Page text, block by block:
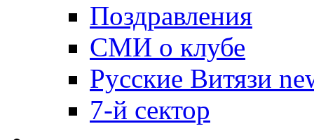
Поздравления
СМИ о клубе
Русские Витязи
7-й сектор